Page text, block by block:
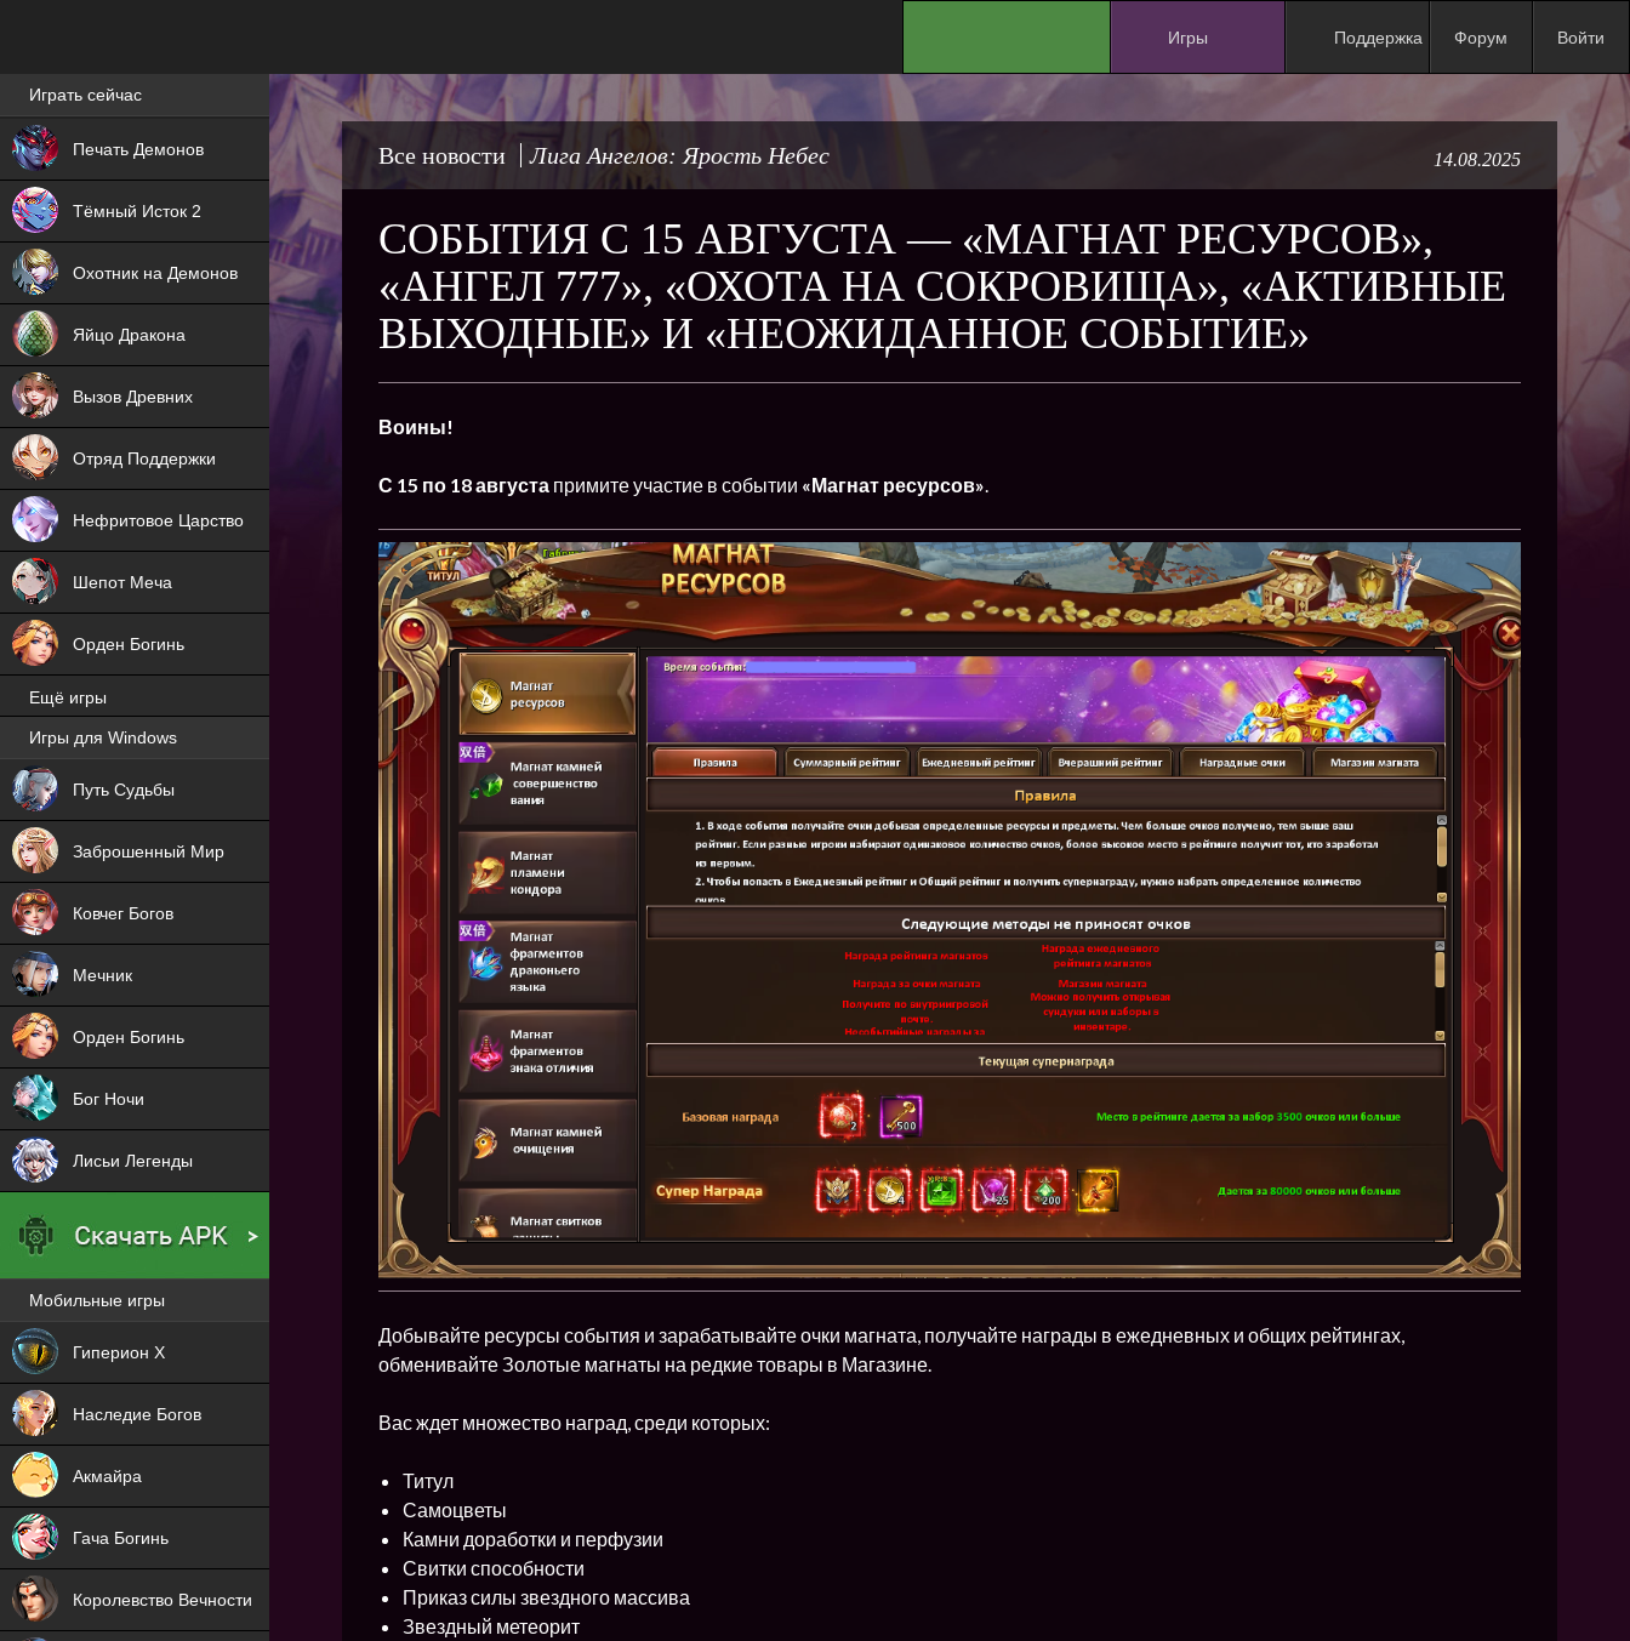
Игры
NEW
ХИТ
NEW
NEW
NEW
ХИТ
HIT
Поддержка Форум Войти
Все новости Лига Ангелов: Ярость Небес 14.08.2025
СОБЫТИЯ С 15 АВГУСТА — «МАГНАТ РЕСУРСОВ»,
«АНГЕЛ 777», «ОХОТА НА СОКРОВИЩА», «АКТИВНЫЕ
ВЫХОДНЫЕ» И «НЕОЖИДАННОЕ СОБЫТИЕ»
Воины!
С 15 по 18 августа примите участие в событии «Магнат ресурсов».
Добывайте ресурсы события и зарабатывайте очки магната, получайте награды в ежедневных и общих рейтингах,
обменивайте Золотые магнаты на редкие товары в Магазине.
Вас ждет множество наград, среди которых:
Титул
Самоцветы
Камни доработки и перфузии
Свитки способности
Приказ силы звездного массива
Звездный метеорит
Лучшие игры онлайн
Играть сейчас
Печать Демонов
NEW
Тёмный Исток 2
NEW
Охотник на Демонов
ХИТ
Яйцо Дракона
NEW
Вызов Древних
ХИТ
Отряд Поддержки
ХИТ
Нефритовое Царство
Шепот Меча
Орден Богинь
Ещё игры
Игры для Windows
Путь Судьбы
Заброшенный Мир
NEW
Ковчег Богов
Мечник
Орден Богинь
Бог Ночи
Лисьи Легенды
Мобильные игры
Гиперион Х
Наследие Богов
NEW
Акмайра
NEW
Гача Богинь
NEW
Королевство Вечности
NEW
NEW